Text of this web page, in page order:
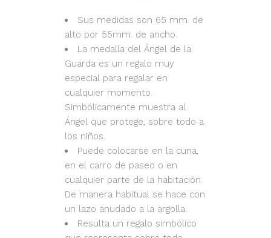
Sus medidas son 65 mm. de
alto por 55mm. de ancho.
La medalla del Ángel de la
Guarda es un regalo muy
especial para regalar en
cualquier momento.
Simbólicamente muestra al
Ángel que protege, sobre todo a
los niños.
Puede colocarse en la cuna,
en el carro de paseo o en
cualquier parte de la habitación.
De manera habitual se hace con
un lazo anudado a la argolla.
Resulta un regalo simbólico